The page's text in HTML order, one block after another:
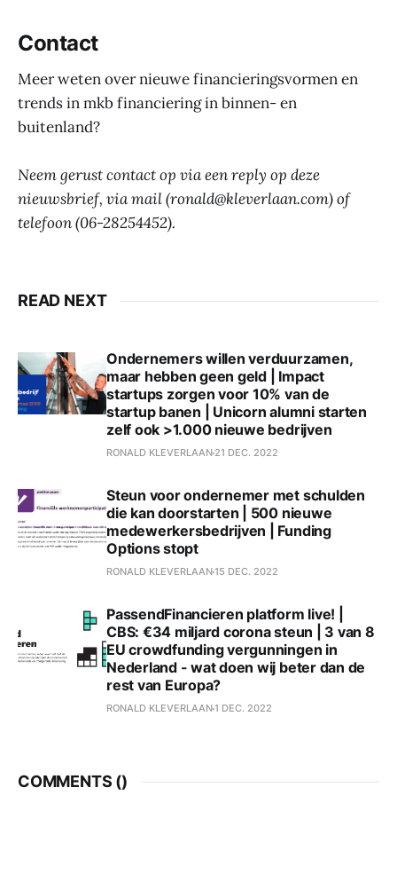
Contact
Meer weten over nieuwe financieringsvormen en
trends in mkb financiering in binnen- en
buitenland?
Neem gerust contact op via een reply op deze
nieuwsbrief, via mail (ronald@kleverlaan.com) of
telefoon (06-28254452).
READ NEXT
Ondernemers willen verduurzamen,
maar hebben geen geld | Impact
startups zorgen voor 10% van de
startup banen | Unicorn alumni starten
zelf ook >1.000 nieuwe bedrijven
RONALD KLEVERLAAN 21 DEC. 2022
Steun voor ondernemer met schulden
die kan doorstarten | 500 nieuwe
medewerkersbedrijven | Funding
Options stopt
RONALD KLEVERLAAN15 DEC. 2022
PassendFinancieren platform live! |
CBS: €34 miljard corona steun | 3 van 8
EU crowdfunding vergunningen in
Nederland - wat doen wij beter dan de
rest van Europa?
RONALD KLEVERLAAN1 DEC. 2022
COMMENTS ()